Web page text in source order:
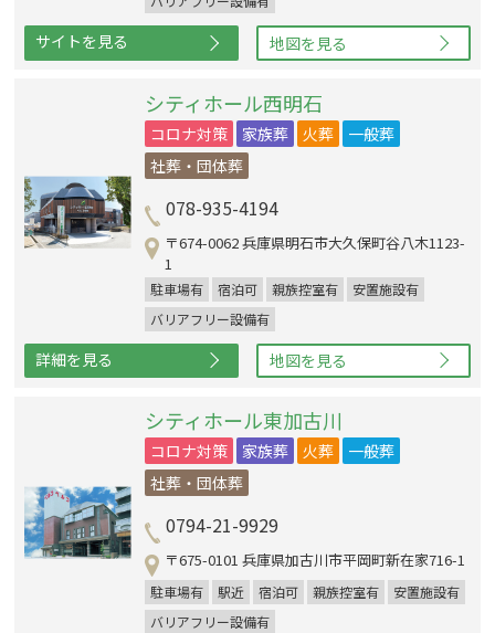
サイトを見る 地図を見る
シティホール西明石
コロナ対策 家族葬 火葬
一般葬
社葬・団体葬
078-935-4194
〒674-0062 兵庫県明石市大久保町谷八木1123-
1
駐車場有 宿泊可 親族控室有
安置施設有
バリアフリー設備有
詳細を見る 地図を見る
シティホール東加古川
コロナ対策 家族葬 火葬
一般葬
社葬・団体葬
0794-21-9929
〒675-0101 兵庫県加古川市平岡町新在家716-1
駐車場有 駅近 宿泊可 親族控室有
安置施設有
バリアフリー設備有